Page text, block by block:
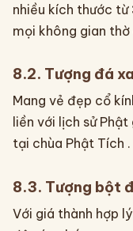
nhiều kích thước từ
mọi không gian thờ
8.2. Tượng đá
Mang vẻ đẹp cổ
liền với lịch sử
tại chùa Phật Tích .
8.3. Tượng bột
Với giá thành hợp